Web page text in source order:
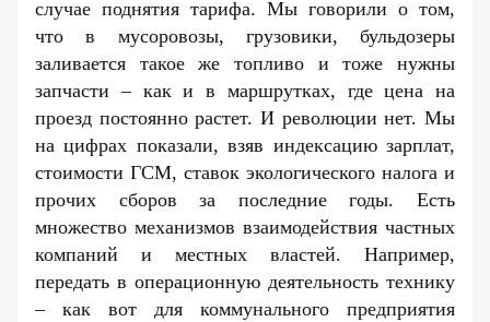
случае поднятия тарифа. Мы говорили о том,
что в мусоровозы, грузовики, бульдозеры
заливается такое же топливо и тоже нужны
запчасти – как и в маршрутках, где цена на
проезд постоянно растет. И революции нет. Мы
на цифрах показали, взяв индексацию зарплат,
стоимости ГСМ, ставок экологического налога и
прочих сборов за последние годы. Есть
множество механизмов взаимодействия частных
компаний и местных властей. Например,
передать в операционную деятельность технику
– как вот для коммунального предприятия